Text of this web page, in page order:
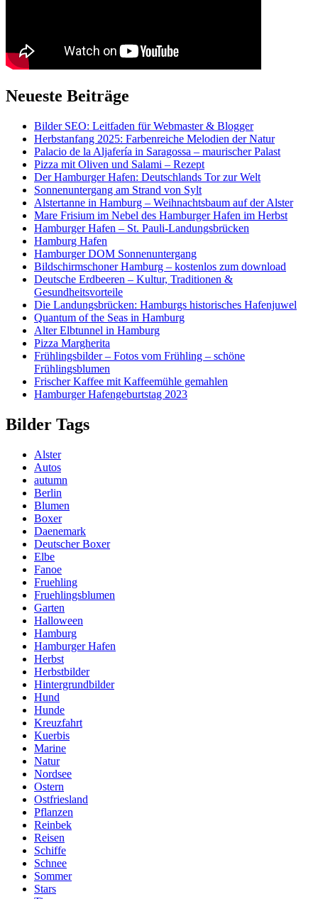
Neueste Beiträge
Bilder SEO: Leitfaden für Webmaster & Blogger
Herbstanfang 2025: Farbenreiche Melodien der Natur
Palacio de la Aljafería in Saragossa – maurischer Palast
Pizza mit Oliven und Salami – Rezept
Der Hamburger Hafen: Deutschlands Tor zur Welt
Sonnenuntergang am Strand von Sylt
Alstertanne in Hamburg – Weihnachtsbaum auf der Alster
Mare Frisium im Nebel des Hamburger Hafen im Herbst
Hamburger Hafen – St. Pauli-Landungsbrücken
Hamburg Hafen
Hamburger DOM Sonnenuntergang
Bildschirmschoner Hamburg – kostenlos zum download
Deutsche Erdbeeren – Kultur, Traditionen &
Gesundheitsvorteile
Die Landungsbrücken: Hamburgs historisches Hafenjuwel
Quantum of the Seas in Hamburg
Alter Elbtunnel in Hamburg
Pizza Margherita
Frühlingsbilder – Fotos vom Frühling – schöne
Frühlingsblumen
Frischer Kaffee mit Kaffeemühle gemahlen
Hamburger Hafengeburtstag 2023
Bilder Tags
Alster
Autos
autumn
Berlin
Blumen
Boxer
Daenemark
Deutscher Boxer
Elbe
Fanoe
Fruehling
Fruehlingsblumen
Garten
Halloween
Hamburg
Hamburger Hafen
Herbst
Herbstbilder
Hintergrundbilder
Hund
Hunde
Kreuzfahrt
Kuerbis
Marine
Natur
Nordsee
Ostern
Ostfriesland
Pflanzen
Reinbek
Reisen
Schiffe
Schnee
Sommer
Stars